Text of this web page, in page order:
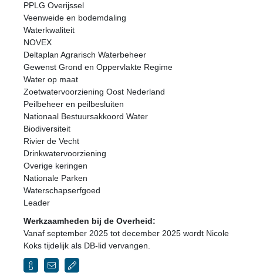
PPLG Overijssel
Veenweide en bodemdaling
Waterkwaliteit
NOVEX
Deltaplan Agrarisch Waterbeheer
Gewenst Grond en Oppervlakte Regime
Water op maat
Zoetwatervoorziening Oost Nederland
Peilbeheer en peilbesluiten
Nationaal Bestuursakkoord Water
Biodiversiteit
Rivier de Vecht
Drinkwatervoorziening
Overige keringen
Nationale Parken
Waterschapserfgoed
Leader
Werkzaamheden bij de Overheid:
Vanaf september 2025 tot december 2025 wordt Nicole
Koks tijdelijk als DB-lid vervangen.